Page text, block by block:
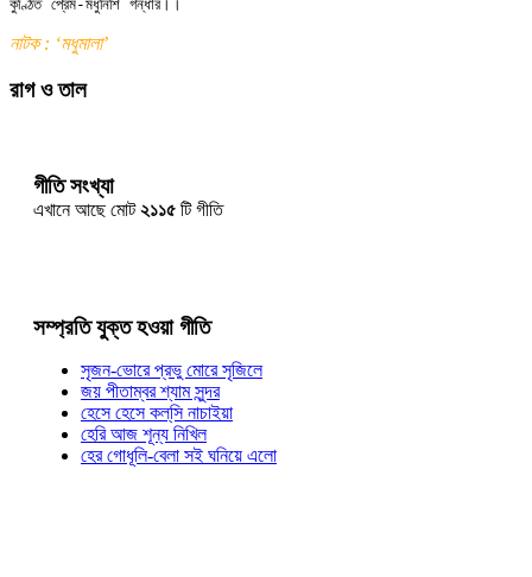
নাটক : ‘মধুমালা’
রাগ ও তাল
গীতি সংখ্যা
এখানে আছে মোট২১১৫ টি গীতি
সম্প্রতি যুক্ত হওয়া গীতি
সৃজন-ভোরে প্রভু মোরে সৃজিলে
জয় পীতাম্বর শ্যাম সুন্দর
হেসে হেসে কল্‌সি নাচাইয়া
হেরি আজ শূন্য নিখিল
হের গোধূলি-বেলা সই ঘনিয়ে এলো